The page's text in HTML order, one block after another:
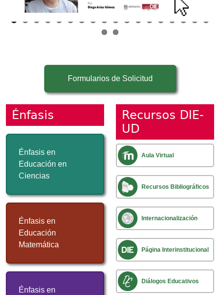
Formularios de Solicitud
Énfasis
Énfasis en
Educación en
Ciencias
Énfasis en
Educación
Matemática
Énfasis en
Recursos DIE-
UD
Aula Virtual
Recursos Bibliográficos
Internacionalización
Página Interinstitucional
Diálogos Educativos